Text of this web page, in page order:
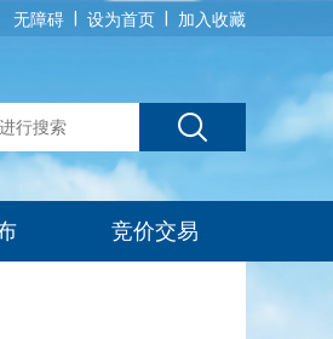
无障碍 设为首页 加入收藏
竞价交易